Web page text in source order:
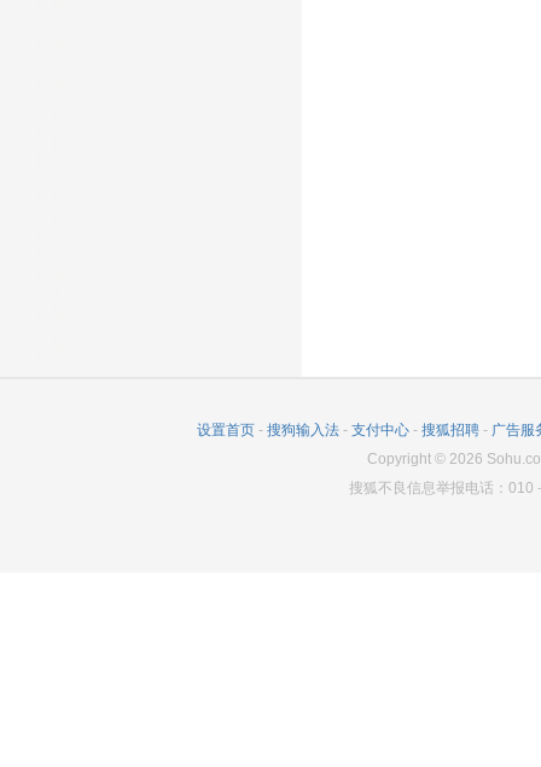
设置首页 - 搜狗输入法 - 支付中心 - 搜狐招聘 - 广告服
Copyright© 2026
搜狐不良信息举报电话：010